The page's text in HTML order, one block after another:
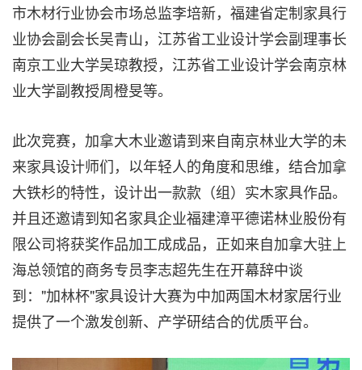
市木材行业协会市场总监李培新，福建省定制家具行
业协会副会长吴青山，江苏省工业设计学会副理事长
南京工业大学吴琼教授，江苏省工业设计学会南京林
业大学副教授周橙旻等。
此次竞赛，加拿大木业邀请到来自南京林业大学的未
来家具设计师们，以年轻人的角度和思维，结合加拿
大铁杉的特性，设计出一款款（组）实木家具作品。
并且还邀请到知名家具企业福建漳平德诺林业股份有
限公司将获奖作品加工成成品，正如来自加拿大驻上
海总领馆的商务专员李志超先生在开幕辞中谈
到："加林杯"家具设计大赛为中加两国木材家居行业
提供了一个激发创新、产学研结合的优质平台。